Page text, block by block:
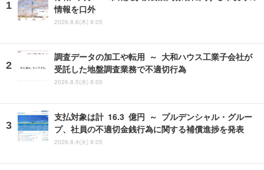
情報を口外
2026.8.6(木) 8:05
調査データの加工や転用 ～ 大和ハウス工業子会社が
受託した地盤調査業務で不適切行為
2026.8.5(水) 8:05
支払対象は計 16.3 億円 ～ プルデンシャル・グルー
プ、社員の不適切金銭行為に関する補償進捗を発表
2026.8.4(火) 8:05